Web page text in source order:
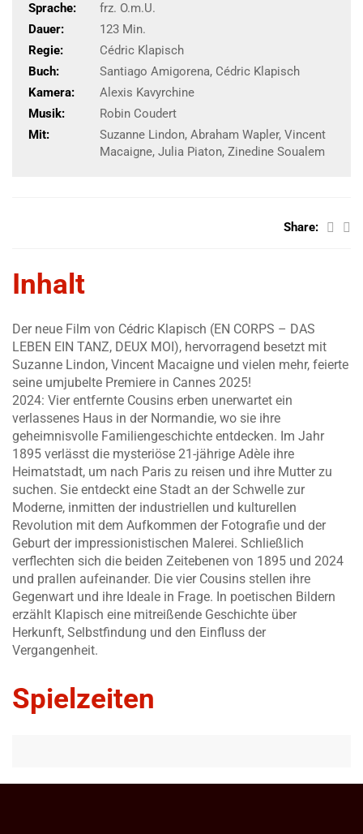
Sprache:
frz. O.m.U.
Dauer:
123 Min.
Regie:
Cédric Klapisch
Buch:
Santiago Amigorena, Cédric Klapisch
Kamera:
Alexis Kavyrchine
Musik:
Robin Coudert
Mit:
Suzanne Lindon, Abraham Wapler, Vincent
Macaigne, Julia Piaton, Zinedine Soualem
Share:
Inhalt
Der neue Film von Cédric Klapisch (EN CORPS – DAS
LEBEN EIN TANZ, DEUX MOI), hervorragend besetzt mit
Suzanne Lindon, Vincent Macaigne und vielen mehr, feierte
seine umjubelte Premiere in Cannes 2025!
2024: Vier entfernte Cousins erben unerwartet ein
verlassenes Haus in der Normandie, wo sie ihre
geheimnisvolle Familiengeschichte entdecken. Im Jahr
1895 verlässt die mysteriöse 21-jährige Adèle ihre
Heimatstadt, um nach Paris zu reisen und ihre Mutter zu
suchen. Sie entdeckt eine Stadt an der Schwelle zur
Moderne, inmitten der industriellen und kulturellen
Revolution mit dem Aufkommen der Fotografie und der
Geburt der impressionistischen Malerei. Schließlich
verflechten sich die beiden Zeitebenen von 1895 und 2024
und prallen aufeinander. Die vier Cousins stellen ihre
Gegenwart und ihre Ideale in Frage. In poetischen Bildern
erzählt Klapisch eine mitreißende Geschichte über
Herkunft, Selbstfindung und den Einfluss der
Vergangenheit.
Spielzeiten